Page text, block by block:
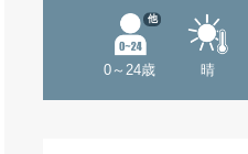
0～24歳
他
晴